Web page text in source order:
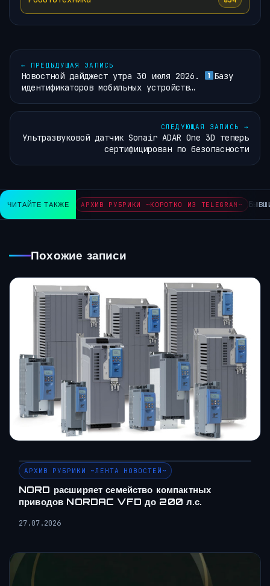
← ПРЕДЫДУЩАЯ ЗАПИСЬ
Новостной дайджест утра 30 июля 2026.
Базу
идентификаторов мобильных устройств…
СЛЕДУЮЩАЯ ЗАПИСЬ →
Ультразвуковой датчик Sonair ADAR One 3D теперь
сертифицирован по безопасности
ЧИТАЙТЕ ТАКЖЕ АРХИВ РУБРИКИ ~КОРОТКО ИЗ TELEGRAM~
Похожие записи
АРХИВ РУБРИКИ ~ЛЕНТА НОВОСТЕЙ~
NORD расширяет семейство компактных
приводов NORDAC VFD до 200 л.с.
27.07.2026